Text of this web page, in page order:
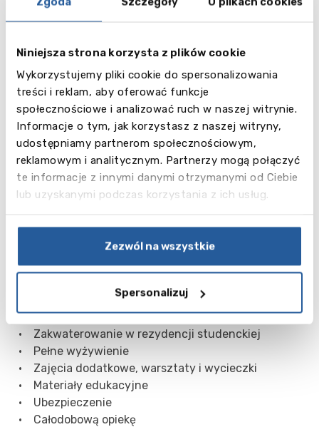
Niniejsza strona korzysta z plików cookie
Wykorzystujemy pliki cookie do spersonalizowania
treści i reklam, aby oferować funkcje
społecznościowe i analizować ruch w naszej witrynie.
Informacje o tym, jak korzystasz z naszej witryny,
udostępniamy partnerom społecznościowym,
reklamowym i analitycznym. Partnerzy mogą połączyć
te informacje z innymi danymi otrzymanymi od Ciebie
lub uzyskanymi podczas korzystania z ich usług.
Zezwól na wszystkie
Spersonalizuj
29.06 – 05.07
17.08 – 23.08
2 tygodnie
06.07 – 19.07
20.07 – 02.08
03.08 – 16.08
Cena
lub 2445 EUR + 35 EUR za 2 tygodnie
Cena regularna 1485 EUR + 0 EUR za 1 tydzień
lub 2445 EUR + 0 EUR za 2 tygodnie
• 20 lekcji języka tygodniowo
• Zakwaterowanie w rezydencji studenckiej
• Pełne wyżywienie
• Zajęcia dodatkowe, warsztaty i wycieczki
• Materiały edukacyjne
• Ubezpieczenie
• Całodobową opiekę